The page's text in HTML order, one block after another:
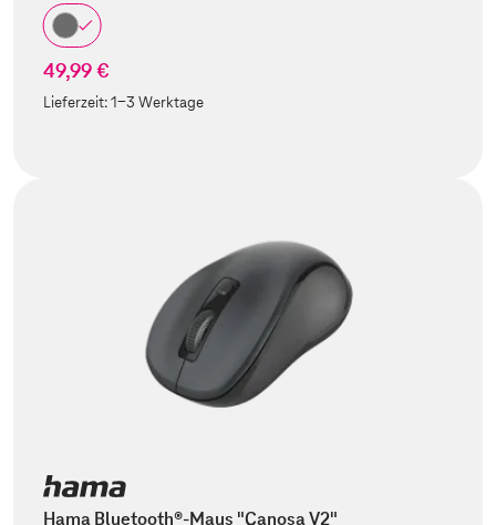
49,99 €
Lieferzeit:1-3 Werktage
Hama Bluetooth®-Maus "Canosa V2"